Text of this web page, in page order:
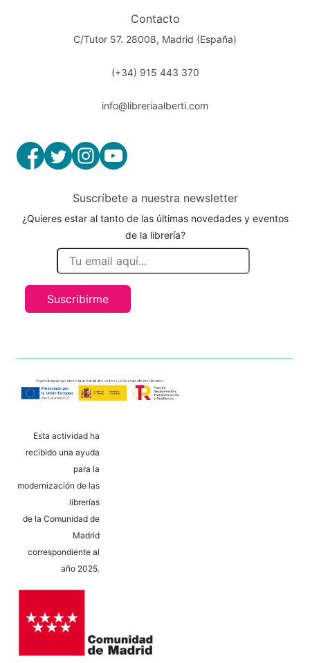
Contacto
C/Tutor 57. 28008, Madrid (España)
(+34) 915 443 370
info@libreriaalberti.com
Suscríbete a nuestra newsletter
¿Quieres estar al tanto de las últimas novedades y eventos
de la librería?
Suscribirme
Esta actividad ha
recibido una ayuda
para la
modernización de las
librerías
de la Comunidad de
Madrid
correspondiente al
año 2025.